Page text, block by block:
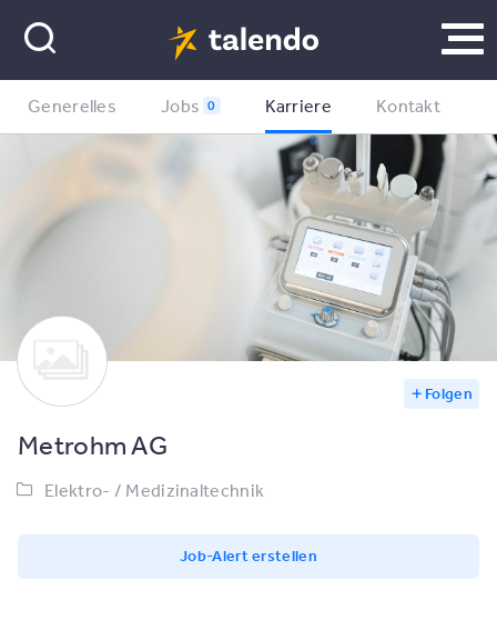
Folgen
Generelles Jobs 0 Karriere Kontakt
Metrohm AG
Elektro- / Medizinaltechnik
Job-Alert erstellen